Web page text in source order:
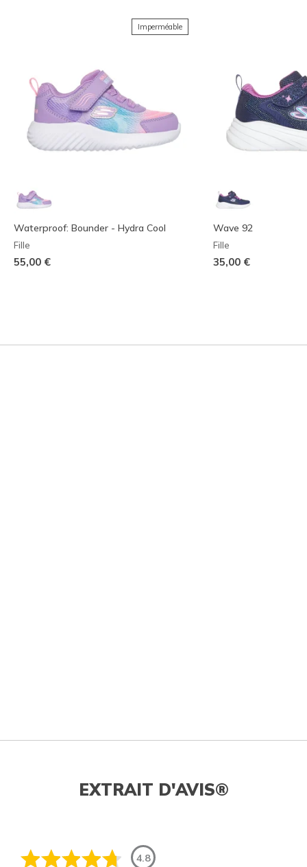
Imperméable
Waterproof: Bounder - Hydra Cool
Fille
55,00 €
Wave 92
Fille
35,00 €
EXTRAIT D'AVIS®
4.8